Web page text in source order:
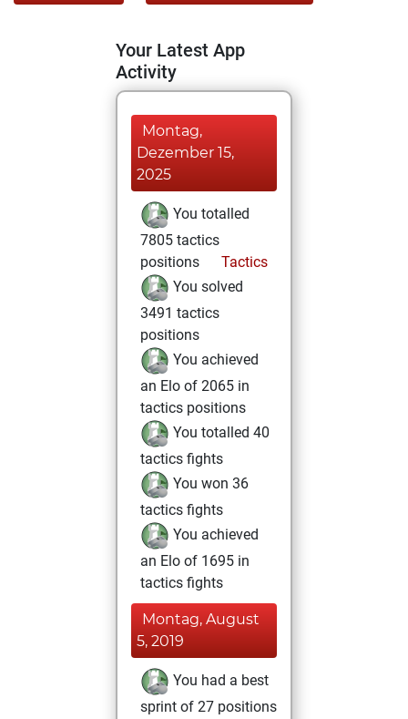
Your Latest App
Activity
Montag,
Dezember 15,
2025
You totalled
7805 tactics
positions
Tactics
You solved
3491 tactics
positions
You achieved
an Elo of 2065 in
tactics positions
You totalled 40
tactics fights
You won 36
tactics fights
You achieved
an Elo of 1695 in
tactics fights
Montag, August
5, 2019
You had a best
sprint of 27 positions